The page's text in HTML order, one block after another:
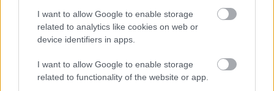
I want to allow Google to enable storage
related to analytics like cookies on web or
device identifiers in apps.
I want to allow Google to enable storage
related to functionality of the website or app.
vállalat a Disneynek eladott 21st Century Fox-vagyon
után főleg élő hírekre, sportokra és hagyományos tévés
eszközökre épített. A cég ugyan 2020-ban 440 millió
streamingplatformot, amely mára több mint 100 millió
havi felhasználót ér el, de a Roku felvásárlása ennél